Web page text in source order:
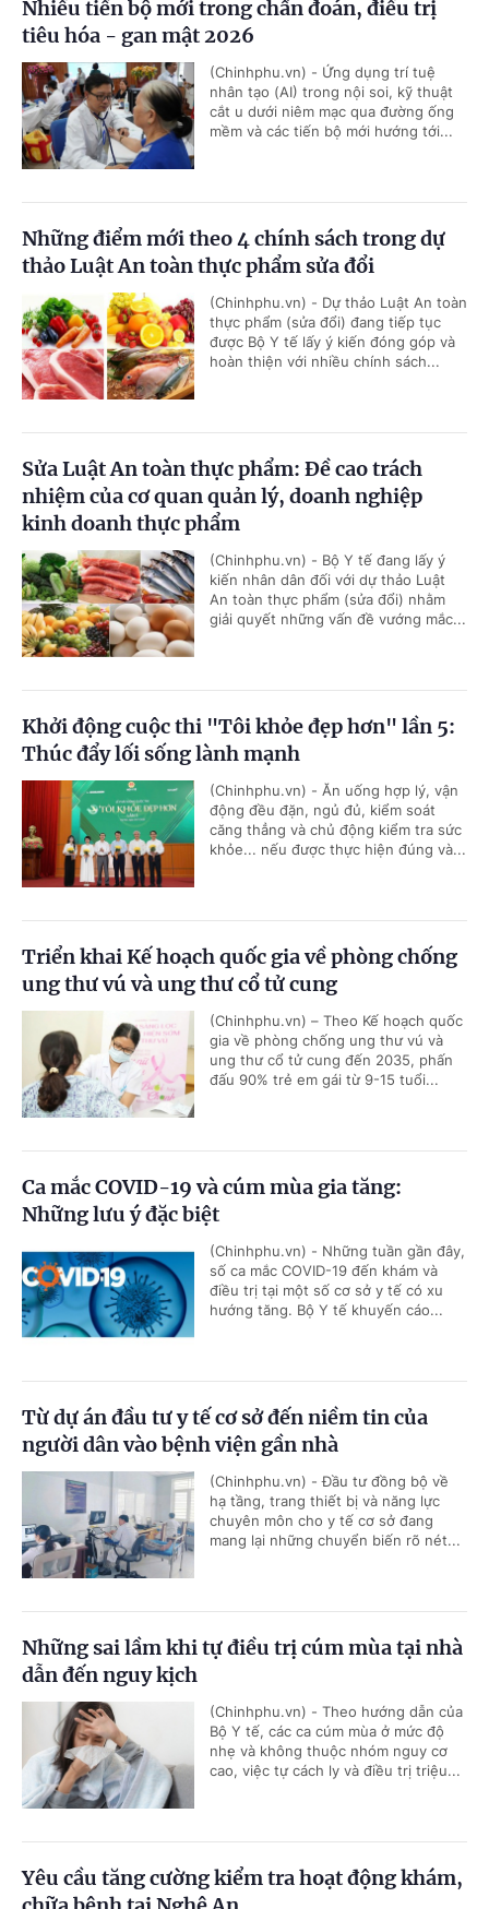
Nhiều tiến bộ mới trong chẩn đoán, điều trị
tiêu hóa - gan mật 2026
(Chinhphu.vn) - Ứng dụng trí tuệ
nhân tạo (AI) trong nội soi, kỹ thuật
cắt u dưới niêm mạc qua đường ống
mềm và các tiến bộ mới hướng tới...
Những điểm mới theo 4 chính sách trong dự
thảo Luật An toàn thực phẩm sửa đổi
(Chinhphu.vn) - Dự thảo Luật An toàn
thực phẩm (sửa đổi) đang tiếp tục
được Bộ Y tế lấy ý kiến đóng góp và
hoàn thiện với nhiều chính sách...
Sửa Luật An toàn thực phẩm: Đề cao trách
nhiệm của cơ quan quản lý, doanh nghiệp
kinh doanh thực phẩm
(Chinhphu.vn) - Bộ Y tế đang lấy ý
kiến nhân dân đối với dự thảo Luật
An toàn thực phẩm (sửa đổi) nhằm
giải quyết những vấn đề vướng mắc...
Khởi động cuộc thi "Tôi khỏe đẹp hơn" lần 5:
Thúc đẩy lối sống lành mạnh
(Chinhphu.vn) - Ăn uống hợp lý, vận
động đều đặn, ngủ đủ, kiểm soát
căng thẳng và chủ động kiểm tra sức
khỏe... nếu được thực hiện đúng và...
Triển khai Kế hoạch quốc gia về phòng chống
ung thư vú và ung thư cổ tử cung
(Chinhphu.vn) – Theo Kế hoạch quốc
gia về phòng chống ung thư vú và
ung thư cổ tử cung đến 2035, phấn
đấu 90% trẻ em gái từ 9-15 tuổi...
Ca mắc COVID-19 và cúm mùa gia tăng:
Những lưu ý đặc biệt
(Chinhphu.vn) - Những tuần gần đây,
số ca mắc COVID-19 đến khám và
điều trị tại một số cơ sở y tế có xu
hướng tăng. Bộ Y tế khuyến cáo...
Từ dự án đầu tư y tế cơ sở đến niềm tin của
người dân vào bệnh viện gần nhà
(Chinhphu.vn) - Đầu tư đồng bộ về
hạ tầng, trang thiết bị và năng lực
chuyên môn cho y tế cơ sở đang
mang lại những chuyển biến rõ nét...
Những sai lầm khi tự điều trị cúm mùa tại nhà
dẫn đến nguy kịch
(Chinhphu.vn) - Theo hướng dẫn của
Bộ Y tế, các ca cúm mùa ở mức độ
nhẹ và không thuộc nhóm nguy cơ
cao, việc tự cách ly và điều trị triệu...
Yêu cầu tăng cường kiểm tra hoạt động khám,